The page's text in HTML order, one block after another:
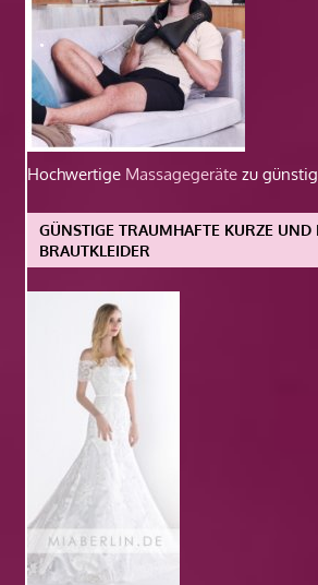
Hochwertige Massagegeräte zu
GÜNSTIGE TRAUMHAFTE KURZE UND
BRAUTKLEIDER